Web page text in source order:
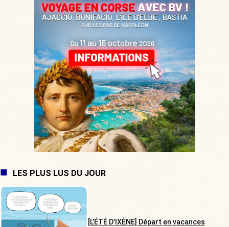
LES PLUS LUS DU JOUR
[L’ÉTÉ D’IXÈNE] Départ en vacances